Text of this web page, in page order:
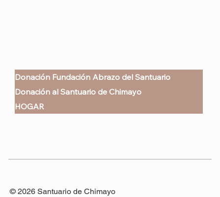
Donación Fundación Abrazo del Santuario
Donación al Santuario de Chimayo
HOGAR
© 2026 Santuario de Chimayo